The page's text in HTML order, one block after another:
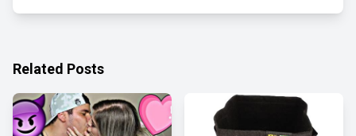
Related Posts